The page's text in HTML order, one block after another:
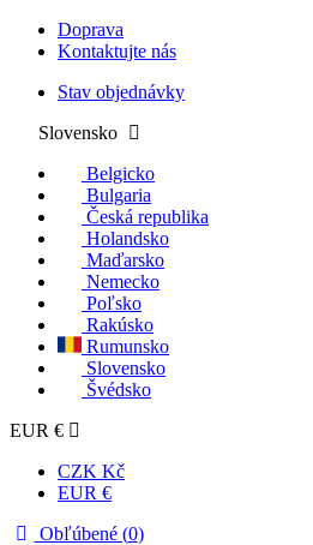
Doprava
Kontaktujte nás
Stav objednávky
Slovensko
Belgicko
Bulgaria
Česká republika
Holandsko
Maďarsko
Nemecko
Poľsko
Rakúsko
Rumunsko
Slovensko
Švédsko
EUR €
CZK Kč
EUR €
Obľúbené (0)